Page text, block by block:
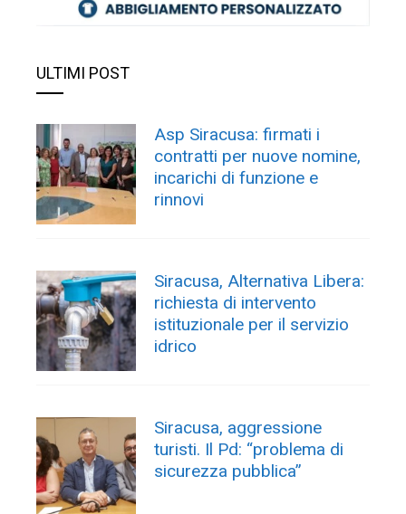
ULTIMI POST
Asp Siracusa: firmati i
contratti per nuove nomine,
incarichi di funzione e
rinnovi
Siracusa, Alternativa Libera:
richiesta di intervento
istituzionale per il servizio
idrico
Siracusa, aggressione
turisti. Il Pd: “problema di
sicurezza pubblica”